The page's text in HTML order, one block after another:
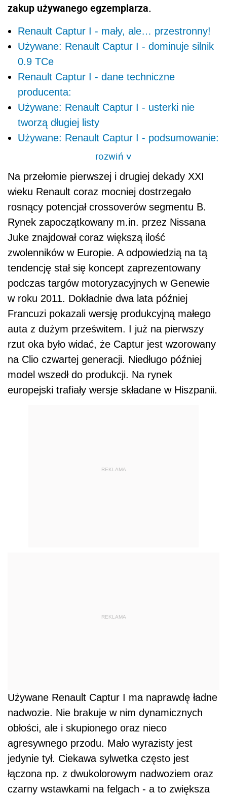
zakup używanego egzemplarza.
Renault Captur I - mały, ale… przestronny!
Używane: Renault Captur I - dominuje silnik
0.9 TCe
Renault Captur I - dane techniczne
producenta:
Używane: Renault Captur I - usterki nie
tworzą długiej listy
Używane: Renault Captur I - podsumowanie:
rozwiń>
Na przełomie pierwszej i drugiej dekady XXI
wieku Renault coraz mocniej dostrzegało
rosnący potencjał crossoverów segmentu B.
Rynek zapoczątkowany m.in. przez Nissana
Juke znajdował coraz większą ilość
zwolenników w Europie. A odpowiedzią na tą
tendencję stał się koncept zaprezentowany
podczas targów motoryzacyjnych w Genewie
w roku 2011. Dokładnie dwa lata później
Francuzi pokazali wersję produkcyjną małego
auta z dużym prześwitem. I już na pierwszy
rzut oka było widać, że Captur jest wzorowany
na Clio czwartej generacji. Niedługo później
model wszedł do produkcji. Na rynek
europejski trafiały wersje składane w Hiszpanii.
REKLAMA
REKLAMA
Używane Renault Captur I ma naprawdę ładne
nadwozie. Nie brakuje w nim dynamicznych
obłości, ale i skupionego oraz nieco
agresywnego przodu. Mało wyrazisty jest
jedynie tył. Ciekawa sylwetka często jest
łączona np. z dwukolorowym nadwoziem oraz
czarny wstawkami na felgach - a to zwiększa